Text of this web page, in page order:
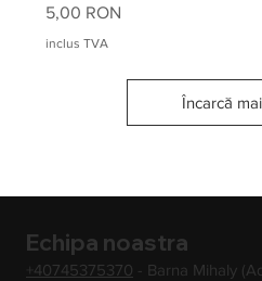
Preț
5,00 RON
inclus TVA
Încarcă
Echipa noastra
+40745375370 - Barna Mihaly